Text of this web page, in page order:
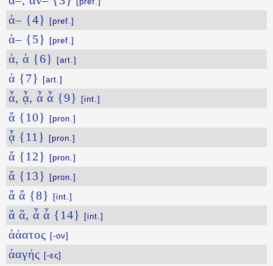
ἀ– {4} [pref.]
ἀ– {5} [pref.]
ἀ, ἁ {6} [art.]
ἀ {7} [art.]
ἆ, ᾆ, ἆ ἆ {9} [int.]
ἅ {10} [pron.]
ᾇ {11} [pron.]
ἅ {12} [pron.]
ἄ {13} [pron.]
ἄ ἄ {8} [int.]
ἃ ἃ, ἇ ἇ {14} [int.]
ἀάατος [-ον]
ἀαγής [-ες]